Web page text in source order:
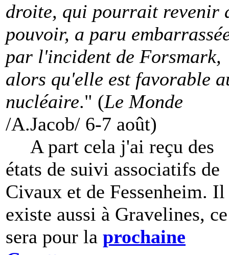
droite, qui pourrait revenir
pouvoir, a paru
par l'incident de Forsmark,
alors qu'elle est favorable
nucléaire." (Le Monde
/A.Jacob/ 6-7 août)
A part cela j'ai reçu des
états de suivi associatifs de
Civaux et de Fessenheim. Il
existe aussi à Gravelines, ce
sera pour la prochaine